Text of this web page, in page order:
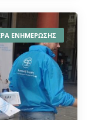
ΕΝΗΜΕΡΩΣΗΣ